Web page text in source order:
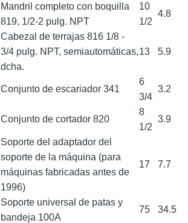
Mandril completo con boquilla
819, 1/2-2 pulg. NPT
10
1/2
4.8
Cabezal de terrajas 816 1/8 -
3/4 pulg. NPT, semiautomáticas,
dcha.
13 5.9
Conjunto de escariador 341
6
3/4
3.2
Conjunto de cortador 820
8
1/2
3.9
Soporte del adaptador del
soporte de la máquina (para
máquinas fabricadas antes de
1996)
17 7.7
Soporte universal de patas y
bandeja 100A
75 34.5